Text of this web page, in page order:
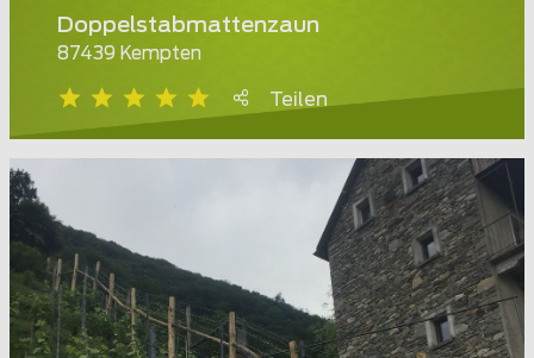
Doppelstabmattenzaun
87439 Kempten
Teilen